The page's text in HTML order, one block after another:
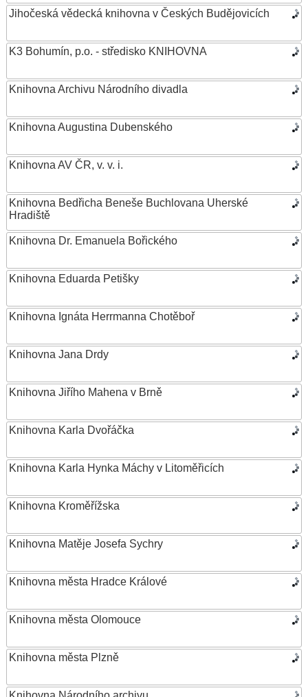
Jihočeská vědecká knihovna v Českých Budějovicích
K3 Bohumín, p.o. - středisko KNIHOVNA
Knihovna Archivu Národního divadla
Knihovna Augustina Dubenského
Knihovna AV ČR, v. v. i.
Knihovna Bedřicha Beneše Buchlovana Uherské
Hradiště
Knihovna Dr. Emanuela Bořického
Knihovna Eduarda Petišky
Knihovna Ignáta Herrmanna Chotěboř
Knihovna Jana Drdy
Knihovna Jiřího Mahena v Brně
Knihovna Karla Dvořáčka
Knihovna Karla Hynka Máchy v Litoměřicích
Knihovna Kroměřížska
Knihovna Matěje Josefa Sychry
Knihovna města Hradce Králové
Knihovna města Olomouce
Knihovna města Plzně